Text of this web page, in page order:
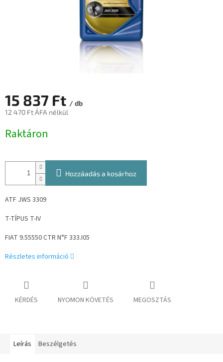
15 837 Ft / db
12 470 Ft ÁFA nélkül
Raktáron
Hozzáadás a kosárhoz
ATF JWS 3309
T-TÍPUS T-IV
FIAT 9.55550 CTR N°F 333.I05
Részletes információ
KÉRDÉS NYOMON KÖVETÉS MEGOSZTÁS
Leírás Beszélgetés